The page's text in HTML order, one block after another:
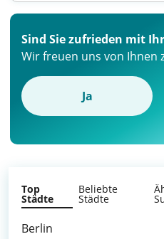
Sind Sie zufrieden mit
Wir freuen uns von Ihnen
Ja
Top
Städte
Beliebte
Städte
Berlin